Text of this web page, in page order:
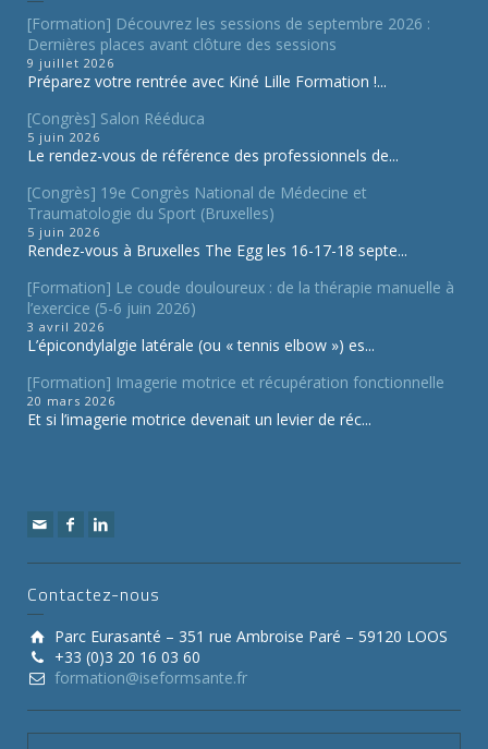
[Formation] Découvrez les sessions de septembre 2026 :
Dernières places avant clôture des sessions
9 juillet 2026
Préparez votre rentrée avec Kiné Lille Formation !...
[Congrès] Salon Rééduca
5 juin 2026
Le rendez-vous de référence des professionnels de...
[Congrès] 19e Congrès National de Médecine et
Traumatologie du Sport (Bruxelles)
5 juin 2026
Rendez-vous à Bruxelles The Egg les 16-17-18 septe...
[Formation] Le coude douloureux : de la thérapie manuelle à
l’exercice (5-6 juin 2026)
3 avril 2026
L’épicondylalgie latérale (ou « tennis elbow ») es...
[Formation] Imagerie motrice et récupération fonctionnelle
20 mars 2026
Et si l’imagerie motrice devenait un levier de réc...
Contactez-nous
Parc Eurasanté – 351 rue Ambroise Paré – 59120 LOOS
+33 (0)3 20 16 03 60
formation@iseformsante.fr